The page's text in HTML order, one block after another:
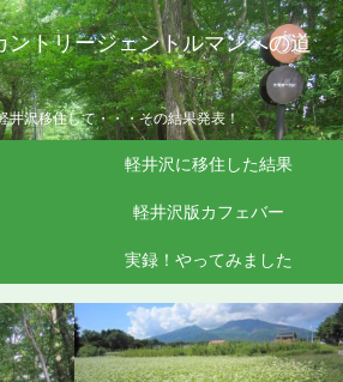
トリージェントルマンへの道
井沢移住して・・・その結果発表！
軽井沢に移住した結果
軽井沢版カフェバー
実録！やってみました